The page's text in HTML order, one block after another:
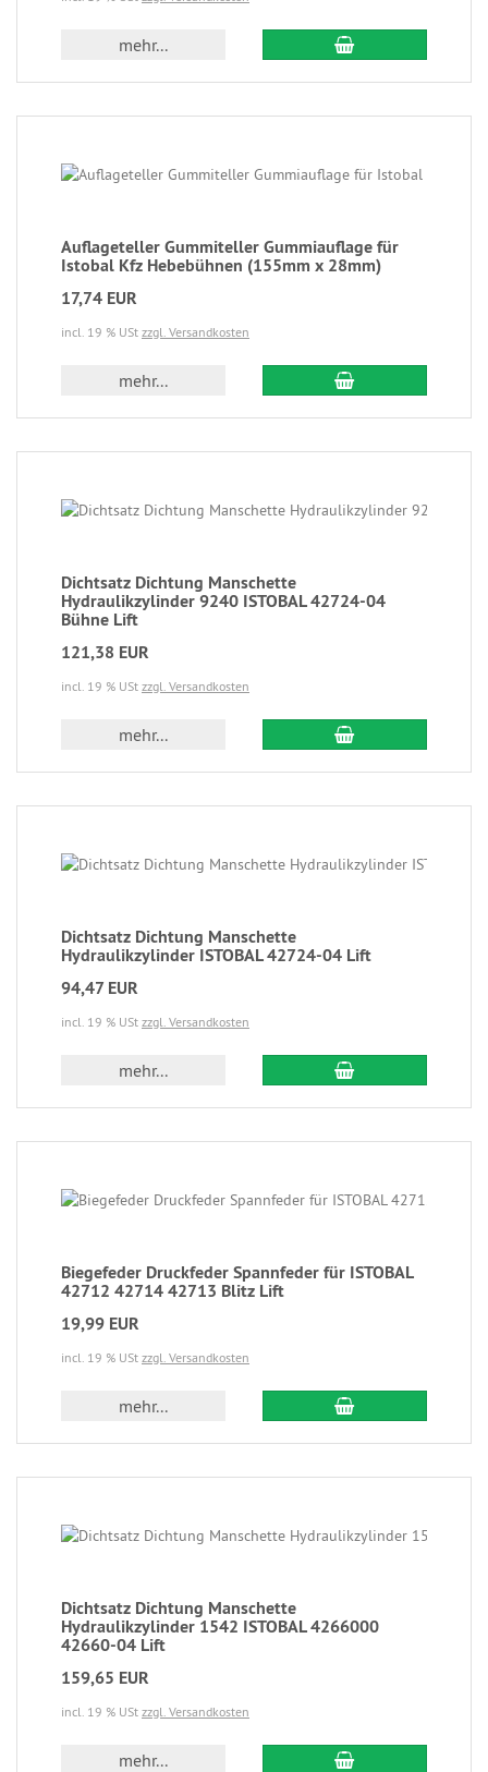
mehr...
Auflageteller Gummiteller Gummiauflage für
Istobal Kfz Hebebühnen (155mm x 28mm)
17,74 EUR
incl. 19 % USt zzgl. Versandkosten
mehr...
Dichtsatz Dichtung Manschette
Hydraulikzylinder 9240 ISTOBAL 42724-04
Bühne Lift
121,38 EUR
incl. 19 % USt zzgl. Versandkosten
mehr...
Dichtsatz Dichtung Manschette
Hydraulikzylinder ISTOBAL 42724-04 Lift
94,47 EUR
incl. 19 % USt zzgl. Versandkosten
mehr...
Biegefeder Druckfeder Spannfeder für ISTOBAL
42712 42714 42713 Blitz Lift
19,99 EUR
incl. 19 % USt zzgl. Versandkosten
mehr...
Dichtsatz Dichtung Manschette
Hydraulikzylinder 1542 ISTOBAL 4266000
42660-04 Lift
159,65 EUR
incl. 19 % USt zzgl. Versandkosten
mehr...